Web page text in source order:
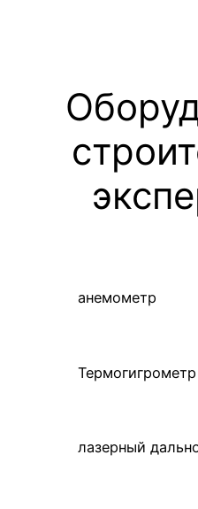
анемометр
лазерный